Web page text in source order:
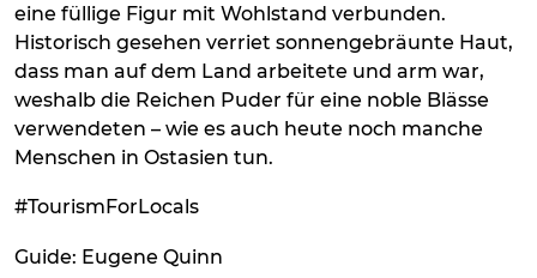
eine füllige Figur mit Wohlstand verbunden.
Historisch gesehen verriet sonnengebräunte Haut,
dass man auf dem Land arbeitete und arm war,
weshalb die Reichen Puder für eine noble Blässe
verwendeten – wie es auch heute noch manche
Menschen in Ostasien tun.
#TourismForLocals
Guide: Eugene Quinn